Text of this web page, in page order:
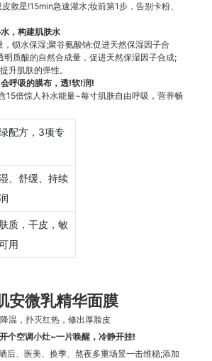
救星!15min急速灌水;妆前第1步，告别卡粉、
，构建肌肤水
，锁水保湿;聚谷氨酸钠:促进天然保湿因子合
明质酸的自然合成量，促进天然保湿因子合成;
升肌肤的弹性。
呼吸的膜布，透!软!润!
15倍惊人补水能量~每寸肌肤自由呼吸，营养畅
配方，3项专
、舒缓、持续
质，干皮，敏
用
安微乳精华面膜
温，扑灭红热，修出厚脸皮
个空调小灶~一片唤醒，冷静开挂!
后、医美、换季、熬夜多重场景一击维稳;添加